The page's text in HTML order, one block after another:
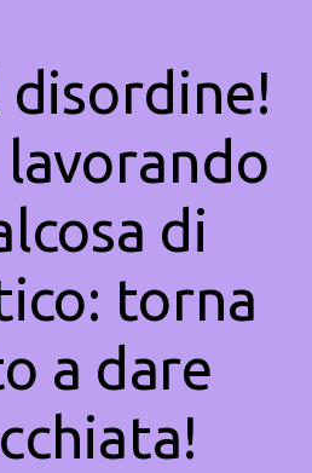
disordine!
di
torna
a dare